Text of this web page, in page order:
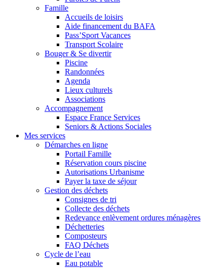
Famille
Accueils de loisirs
Aide financement du BAFA
Pass’Sport Vacances
Transport Scolaire
Bouger & Se divertir
Piscine
Randonnées
Agenda
Lieux culturels
Associations
Accompagnement
Espace France Services
Seniors & Actions Sociales
Mes services
Démarches en ligne
Portail Famille
Réservation cours piscine
Autorisations Urbanisme
Payer la taxe de séjour
Gestion des déchets
Consignes de tri
Collecte des déchets
Redevance enlèvement ordures ménagères
Déchetteries
Composteurs
FAQ Déchets
Cycle de l’eau
Eau potable